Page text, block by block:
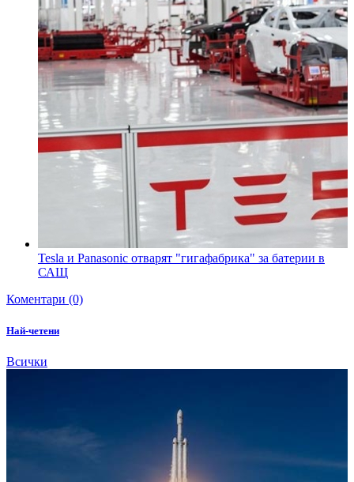
Tesla и Panasonic отварят "гигафабрика" за батерии в
САЩ
Коментари (0)
Най-четени
Всички